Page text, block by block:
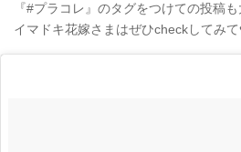
『#プラコレ』のタグをつけての投稿
イマドキ花嫁さまはぜひcheckしてみ